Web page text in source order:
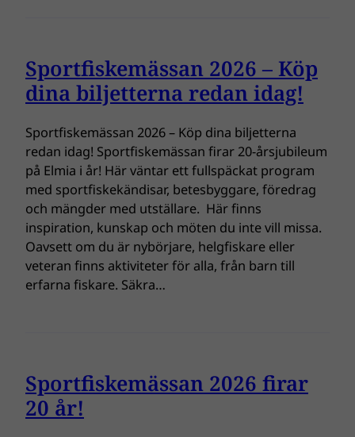
Sportfiskemässan 2026 – Köp
dina biljetterna redan idag!
Sportfiskemässan 2026 – Köp dina biljetterna
redan idag! Sportfiskemässan firar 20-årsjubileum
på Elmia i år! Här väntar ett fullspäckat program
med sportfiskekändisar, betesbyggare, föredrag
och mängder med utställare. Här finns
inspiration, kunskap och möten du inte vill missa.
Oavsett om du är nybörjare, helgfiskare eller
veteran finns aktiviteter för alla, från barn till
erfarna fiskare. Säkra…
Sportfiskemässan 2026 firar
20 år!